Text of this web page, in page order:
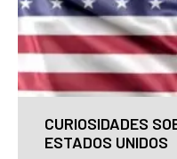
CURIOSIDADES
ESTADOS UNIDOS